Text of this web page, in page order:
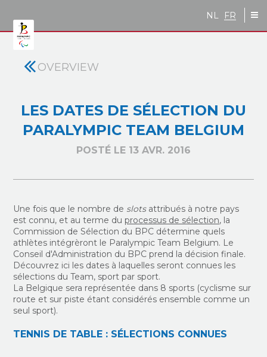
NL FR
OVERVIEW
LES DATES DE SÉLECTION DU
PARALYMPIC TEAM BELGIUM
POSTÉ LE 13 AVR. 2016
Une fois que le nombre de slotsattribués à notre pays
est connu, et au terme du processus de sélection, la
Commission de Sélection du BPC détermine quels
athlètes intégrèront le Paralympic Team Belgium. Le
Conseil d'Administration du BPC prend la décision finale.
Découvrez ici les dates à laquelles seront connues les
sélections du Team, sport par sport.
La Belgique sera représentée dans 8 sports (cyclisme sur
route et sur piste étant considérés ensemble comme un
seul sport).
TENNIS DE TABLE : SÉLECTIONS CONNUES